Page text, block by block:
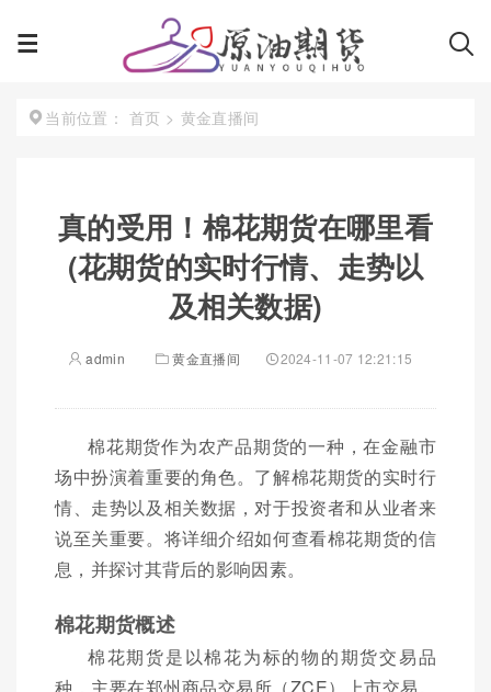
当前位置： 首页 > 黄金直播间
真的受用！棉花期货在哪里看
(花期货的实时行情、走势以
及相关数据)
admin 黄金直播间 2024-11-07 12:21:15
棉花期货作为农产品期货的一种，在金融市
场中扮演着重要的角色。了解棉花期货的实时行
情、走势以及相关数据，对于投资者和从业者来
说至关重要。将详细介绍如何查看棉花期货的信
息，并探讨其背后的影响因素。
棉花期货概述
棉花期货是以棉花为标的物的期货交易品